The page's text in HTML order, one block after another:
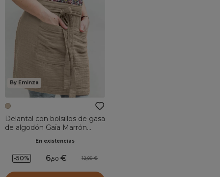
By Eminza
Delantal con bolsillos de gasa
de algodón Gaïa Marrón
En existencias
-50% 6,50 12,99